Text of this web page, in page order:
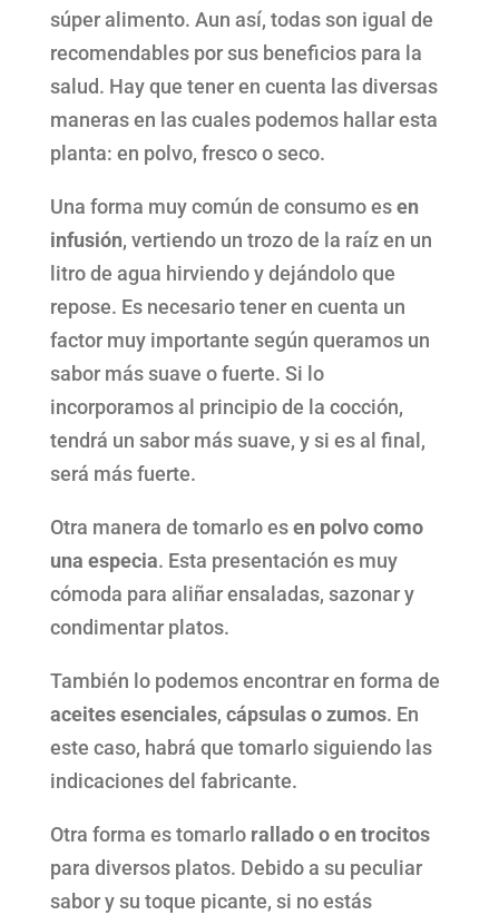
súper alimento. Aun así, todas son igual de
recomendables por sus beneficios para la
salud. Hay que tener en cuenta las diversas
maneras en las cuales podemos hallar esta
planta: en polvo, fresco o seco.
Una forma muy común de consumo esen
infusión, vertiendo un trozo de la raíz en un
litro de agua hirviendo y dejándolo que
repose. Es necesario tener en cuenta un
factor muy importante según queramos un
sabor más suave o fuerte. Si lo
incorporamos al principio de la cocción,
tendrá un sabor más suave, y si es al final,
será más fuerte.
Otra manera de tomarlo esen polvo como
una especia. Esta presentación es muy
cómoda para aliñar ensaladas, sazonar y
condimentar platos.
También lo podemos encontrar en forma de
aceites esenciales, cápsulas o zumos. En
este caso, habrá que tomarlo siguiendo las
indicaciones del fabricante.
Otra forma es tomarlo rallado o en trocitos
para diversos platos. Debido a su peculiar
sabor y su toque picante, si no estás